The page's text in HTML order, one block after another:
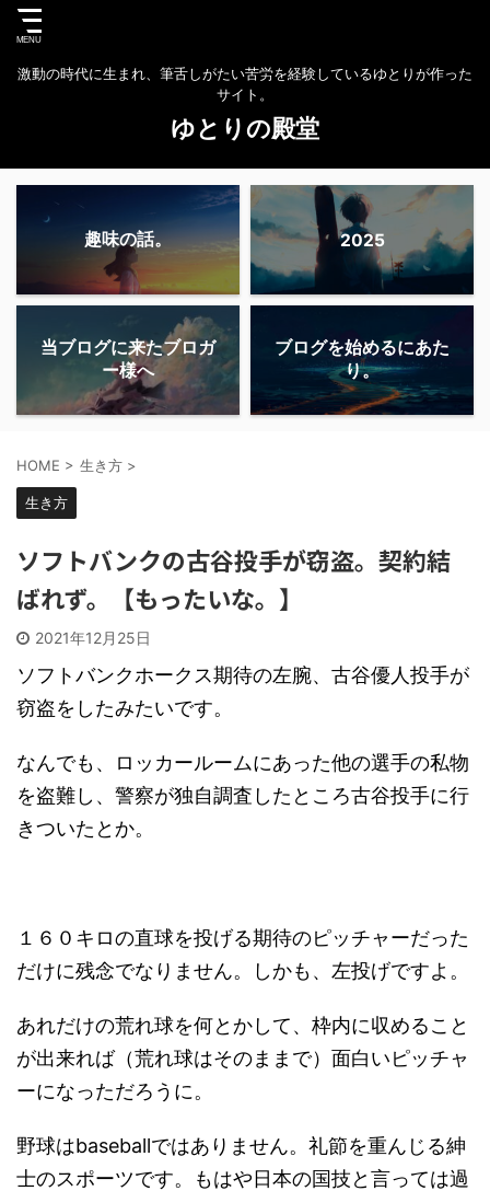
激動の時代に生まれ、筆舌しがたい苦労を経験しているゆとりが作った
サイト。
ゆとりの殿堂
趣味の話。 2025
当ブログに来たブロガ
ー様へ
ブログを始めるにあた
り。
HOME > 生き方 >
生き方
ソフトバンクの古谷投手が窃盗。契約結
ばれず。【もったいな。】
2021年12月25日
ソフトバンクホークス期待の左腕、古谷優人投手が
窃盗をしたみたいです。
なんでも、ロッカールームにあった他の選手の私物
を盗難し、警察が独自調査したところ古谷投手に行
きついたとか。
１６０キロの直球を投げる期待のピッチャーだった
だけに残念でなりません。しかも、左投げですよ。
あれだけの荒れ球を何とかして、枠内に収めること
が出来れば（荒れ球はそのままで）面白いピッチャ
ーになっただろうに。
野球はbaseballではありません。礼節を重んじる紳
士のスポーツです。もはや日本の国技と言っては過